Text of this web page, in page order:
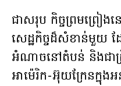
ជាសរុប កិច្ចព្រមព្រៀ
សេដ្ឋកិច្ចដ៏សំខាន់មួយ ដ
អំណាចនៅតំបន់ និងជាគ្
អាម៉េរិក-អ៊ុយក្រែនក្នុង